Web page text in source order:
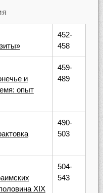
452-
458
и
опыт
459-
489
490-
503
XIX
504-
543